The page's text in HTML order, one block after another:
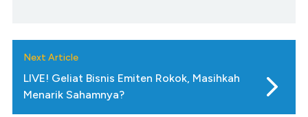
Next Article
LIVE! Geliat Bisnis Emiten Rokok, Masihkah
Menarik Sahamnya?